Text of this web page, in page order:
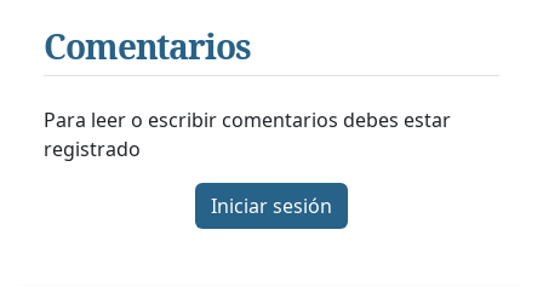
Comentarios
Para leer o escribir comentarios debes estar
registrado
Iniciar sesión